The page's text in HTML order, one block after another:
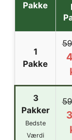
Pakke
1
Pakke
3
Pakker
Bedste
Værdi